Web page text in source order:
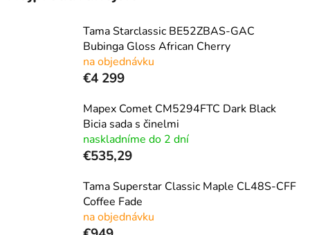
Tama Starclassic BE52ZBAS-GAC
Bubinga Gloss African Cherry
na objednávku
€4 299
Mapex Comet CM5294FTC Dark Black
Bicia sada s činelmi
naskladníme do 2 dní
€535,29
Tama Superstar Classic Maple CL48S-CFF
Coffee Fade
na objednávku